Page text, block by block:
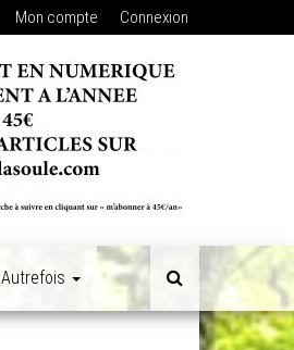
Mon compte Connexion
Autrefois